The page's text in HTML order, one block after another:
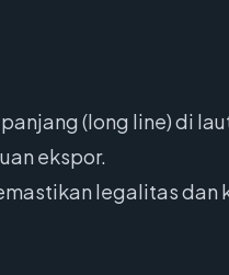
(long line) di
ekspor.
legalitas dan